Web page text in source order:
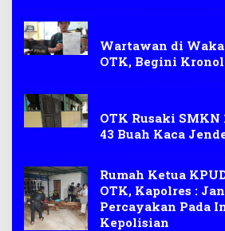
Wartawan di
OTK, Begini
OTK Rusaki SMKN
43 Buah Kaca
Rumah Ketua
OTK, Kapolres :
Percayakan Pada
Kepolisian